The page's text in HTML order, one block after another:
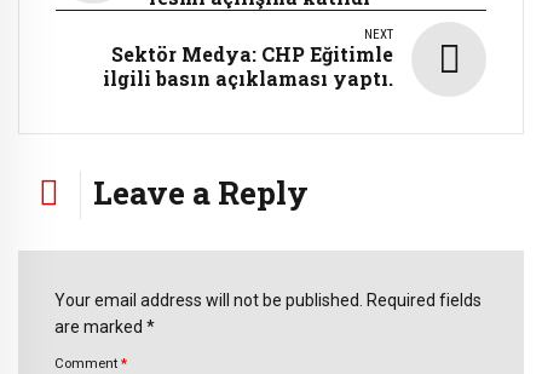
NEXT
Sektör Medya: CHP Eğitimle
ilgili basın açıklaması yaptı.
Leave a Reply
Your email address will not be published. Required fields
are marked *
Comment *